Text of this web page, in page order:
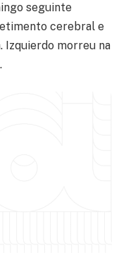
seguinte
cerebral e
Izquierdo morreu na